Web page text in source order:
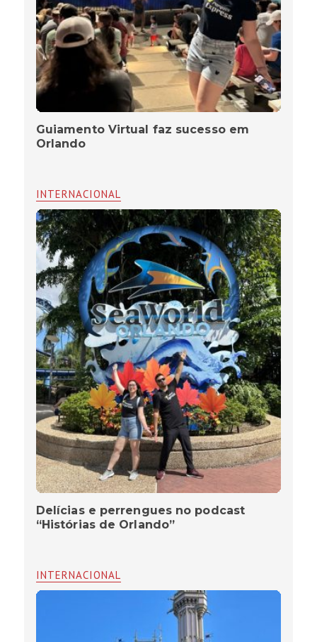
Guiamento Virtual faz sucesso em
Orlando
INTERNACIONAL
Delícias e perrengues no podcast
“Histórias de Orlando”
INTERNACIONAL